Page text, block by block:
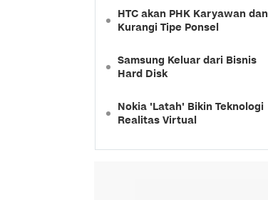
HTC akan PHK Karyawan dan
Kurangi Tipe Ponsel
Samsung Keluar dari Bisnis
Hard Disk
Nokia 'Latah' Bikin Teknologi
Realitas Virtual